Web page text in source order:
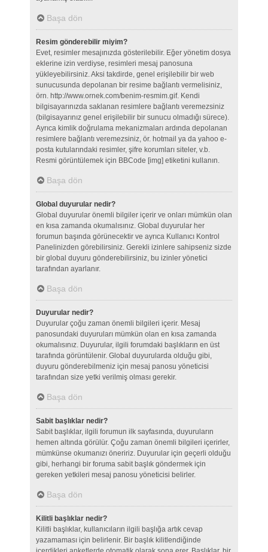
Başa dön
Resim gönderebilir miyim?
Evet, resimler mesajınızda gösterilebilir. Eğer yönetim dosya
eklerine izin verdiyse, resimleri mesaj panosuna
yükleyebilirsiniz. Aksi takdirde, genel erişilebilir bir web
sunucusunda depolanan bir resime bağlantı vermelisiniz,
örn. http://www.ornek.com/benim-resmim.gif. Kendi
bilgisayarınızda saklanan resimlere bağlantı veremezsiniz
(bilgisayarınız genel erişilebilir bir sunucu olmadığı sürece).
Ayrıca kimlik doğrulama mekanizmaları ardında depolanan
resimlere bağlantı veremezsiniz, ör. hotmail ya da yahoo e-
posta kutularındaki resimler, şifre korumları siteler, v.b.
Resmi görüntülemek için BBCode [img] etiketini kullanın.
Başa dön
Global duyurular nedir?
Global duyurular önemli bilgiler içerir ve onları mümkün olan
en kısa zamanda okumalısınız. Global duyurular her
forumun başında görünecektir ve ayrıca Kullanıcı Kontrol
Panelinizden görebilirsiniz. Gerekli izinlere sahipseniz sizde
bir global duyuru gönderebilirsiniz, bu izinler yönetici
tarafından ayarlanır.
Başa dön
Duyurular nedir?
Duyurular çoğu zaman önemli bilgileri içerir. Mesaj
panosundaki duyuruları mümkün olan en kısa zamanda
okumalısınız. Duyurular, ilgili forumdaki başlıkların en üst
tarafında görüntülenir. Global duyurularda olduğu gibi,
duyuru gönderebilmeniz için mesaj panosu yöneticisi
tarafından size yetki verilmiş olması gerekir.
Başa dön
Sabit başlıklar nedir?
Sabit başlıklar, ilgili forumun ilk sayfasında, duyuruların
hemen altında görülür. Çoğu zaman önemli bilgileri içerirler,
mümkünse okumanızı öneririz. Duyurular için geçerli olduğu
gibi, herhangi bir foruma sabit başlık göndermek için
gereken yetkileri mesaj panosu yöneticisi belirler.
Başa dön
Kilitli başlıklar nedir?
Kilitli başlıklar, kullanıcıların ilgili başlığa artık cevap
yazamaması için belirlenir. Bir başlık kilitlendiğinde